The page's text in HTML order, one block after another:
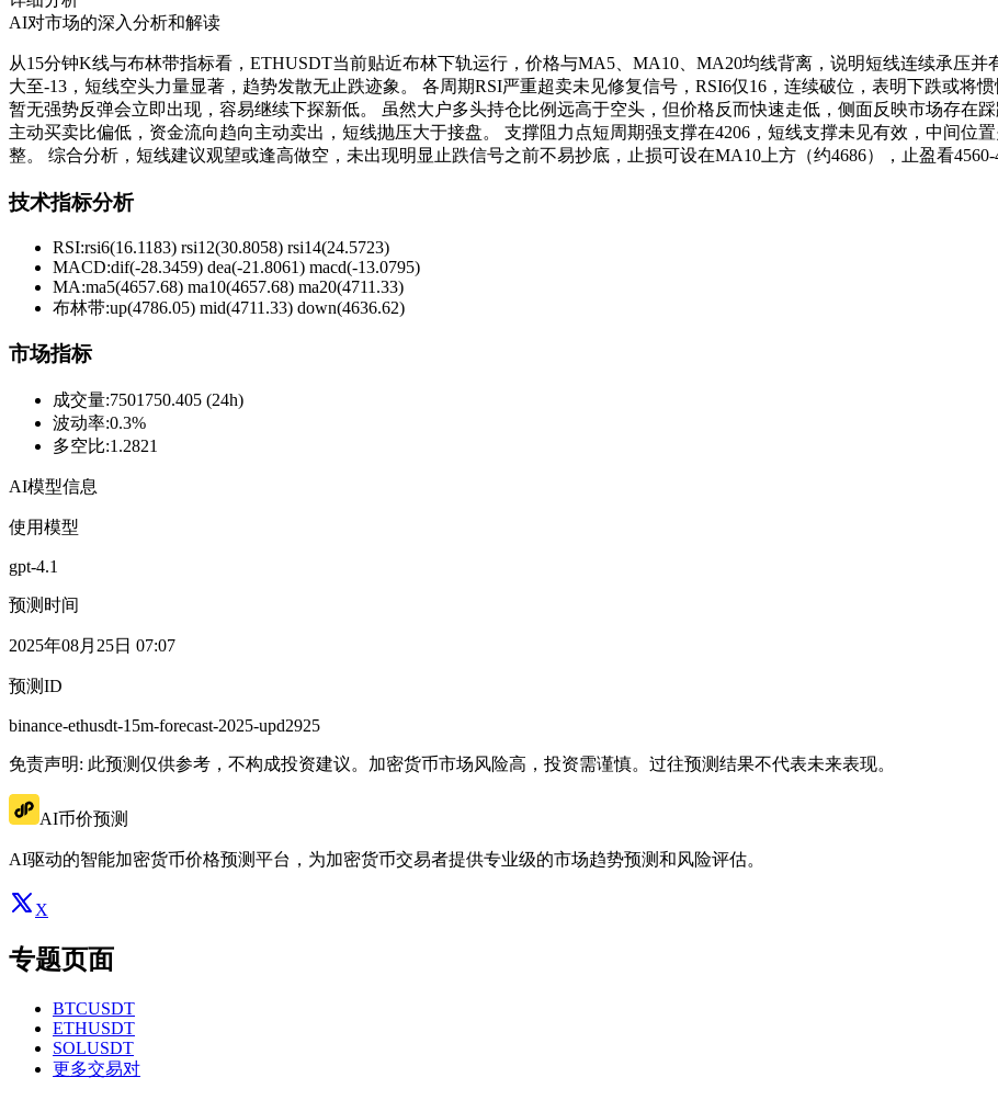
AI对市场的深入分析和解读
从15分钟K线与布林带指标看，ETHUSDT当前贴近布林下轨运行，价格与MA5、MA10、MA20均线背离，说明短线连续承压
大至-13，短线空头力量显著，趋势发散无止跌迹象。 各周期RSI严重超卖未见修复信号，RSI6仅16，连续破位，表明下跌或将
暂无强势反弹会立即出现，容易继续下探新低。 虽然大户多头持仓比例远高于空头，但价格反而快速走低，侧面反映市场存在
主动买卖比偏低，资金流向趋向主动卖出，短线抛压大于接盘。 支撑阻力点短周期强支撑在4206，短线支撑未见有效，中间位
整。 综合分析，短线建议观望或逢高做空，未出现明显止跌信号之前不易抄底，止损可设在MA10上方（约4686），止盈看4560-
技术指标分析
RSI:rsi6(16.1183) rsi12(30.8058) rsi14(24.5723)
MACD:dif(-28.3459) dea(-21.8061) macd(-13.0795)
MA:ma5(4657.68) ma10(4657.68) ma20(4711.33)
布林带:up(4786.05) mid(4711.33) down(4636.62)
市场指标
成交量:7501750.405 (24h)
波动率:0.3%
多空比:1.2821
AI模型信息
使用模型
gpt-4.1
预测时间
2025年08月25日 07:07
预测ID
binance-ethusdt-15m-forecast-2025-upd2925
免责声明: 此预测仅供参考，不构成投资建议。加密货币市场风险高，投资需谨慎。过往预测结果不代表未来表现。
AI币价预测
AI驱动的智能加密货币价格预测平台，为加密货币交易者提供专业级的市场趋势预测和风险评估。
X
专题页面
BTCUSDT
ETHUSDT
SOLUSDT
更多交易对